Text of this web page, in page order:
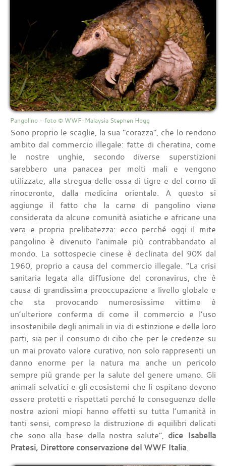
Pangolino - foto © WWF-Malaysia Stephen Hogg
Sono proprio le scaglie, la sua "corazza", che lo rendono
ambito dal commercio illegale: fatte di cheratina, come
le nostre unghie, secondo diverse superstizioni
sarebbero una panacea per molti mali e vengono
utilizzate, alla stregua delle ossa di tigre e del corno di
rinoceronte, dalla medicina orientale. A questo si
aggiunge il fatto che la carne di pangolino viene
considerata da alcune comunità asiatiche e africane una
vera e propria prelibatezza: ecco perché oggi il mite
pangolino è divenuto l'animale più contrabbandato al
mondo. La sottospecie cinese è declinata del 90% dal
1960, proprio a causa del commercio illegale. “La crisi
sanitaria legata alla diffusione del coronavirus, che è
causa di grandissima preoccupazione a livello globale e
che sta provocando numerosissime vittime è
un’ulteriore conferma di come il commercio e l’uso
insostenibile degli animali in via di estinzione e delle loro
parti, sia per il consumo di cibo che per le credenze su
un mai provato valore curativo, non solo rappresenti un
danno enorme per la natura ma anche un pericolo
sempre più grande per la salute del genere umano. Gli
animali selvatici e gli ecosistemi che li ospitano devono
essere protetti e rispettati perché le conseguenze delle
nostre azioni miopi hanno effetti su tutta l’umanità in
tanti sensi, compreso la distruzione di equilibri delicati
che sono alla base della nostra salute”, dice Isabella
Pratesi, Direttore conservazione del WWF Italia.